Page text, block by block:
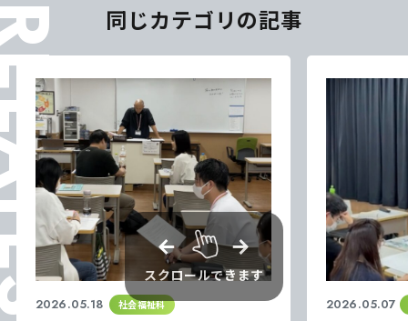
同じカテゴリの記事
2026.05.18 社会福祉科 2026.05.07
スクロールできます